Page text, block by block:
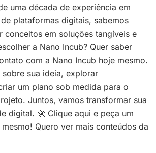
uma década de experiência em
plataformas digitais, sabemos
conceitos em soluções tangíveis e
a Nano Incub? Quer saber
com a Nano Incub hoje mesmo.
sua ideia, explorar
um plano sob medida para o
Juntos, vamos transformar sua
digital. 🚀 Clique aqui e peça um
Quero ver mais conteúdos da